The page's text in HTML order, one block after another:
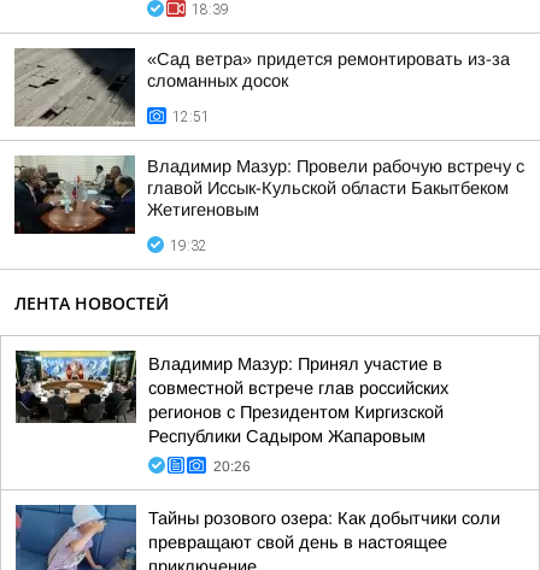
18:39
«Сад ветра» придется ремонтировать из-за
сломанных досок
12:51
Владимир Мазур: Провели рабочую встречу с
главой Иссык-Кульской области Бакытбеком
Жетигеновым
19:32
ЛЕНТА НОВОСТЕЙ
Владимир Мазур: Принял участие в
совместной встрече глав российских
регионов с Президентом Киргизской
Республики Садыром Жапаровым
20:26
Тайны розового озера: Как добытчики соли
превращают свой день в настоящее